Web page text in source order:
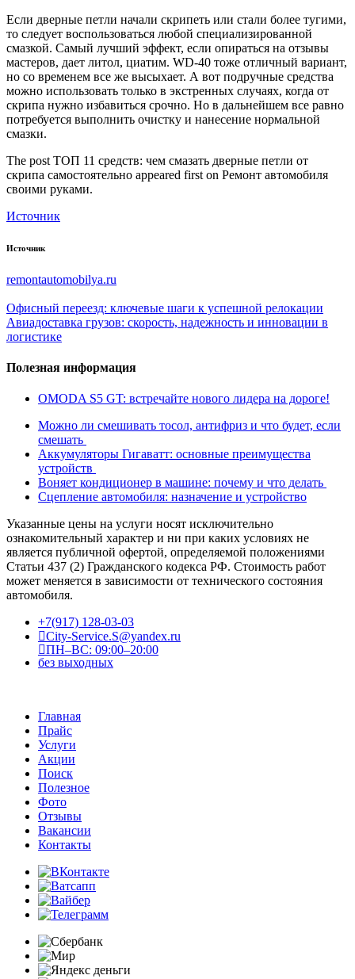
Если дверные петли начали скрипеть или стали более тугими,
то следует воспользоваться любой специализированной
смазкой. Самый лучший эффект, если опираться на отзывы
мастеров, дает литол, циатим. WD-40 тоже отличный вариант,
но со временем все же высыхает. А вот подручные средства
можно использовать только в экстренных случаях, когда от
скрипа нужно избавиться срочно. Но в дальнейшем все равно
потребуется выполнить очистку и нанесение нормальной
смазки.
The post ТОП 11 средств: чем смазать дверные петли от
скрипа самостоятельно appeared first on Ремонт автомобиля
своими руками.
Источник
Источник
remontautomobilya.ru
Офисный переезд: ключевые шаги к успешной релокации
Авиадоставка грузов: скорость, надежность и инновации в
логистике
Полезная информация
OMODA S5 GT: встречайте нового лидера на дороге!
Можно ли смешивать тосол, антифриз и что будет, если
смешать
Аккумуляторы Гигаватт: основные преимущества
устройств
Воняет кондиционер в машине: почему и что делать
Сцепление автомобиля: назначение и устройство
Указанные цены на услуги носят исключительно
ознакомительный характер и ни при каких условиях не
является публичной офертой, определяемой положениями
Статьи 437 (2) Гражданского кодекса РФ. Стоимость работ
может меняется в зависимости от технического состояния
автомобиля.
+7(917) 128-03-03
City-Service.S@yandex.ru
ПН–ВС: 09:00–20:00
без выходных
Главная
Прайс
Услуги
Акции
Поиск
Полезное
Фото
Отзывы
Вакансии
Контакты